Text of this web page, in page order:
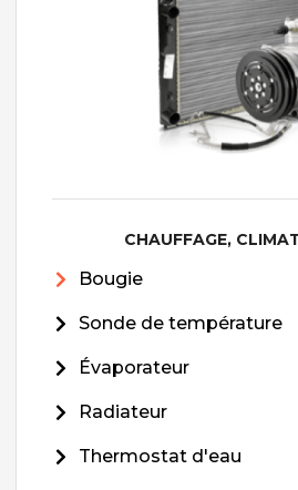
CHAUFFAGE,
Bougie
Sonde de température
Évaporateur
Radiateur
Thermostat d'eau